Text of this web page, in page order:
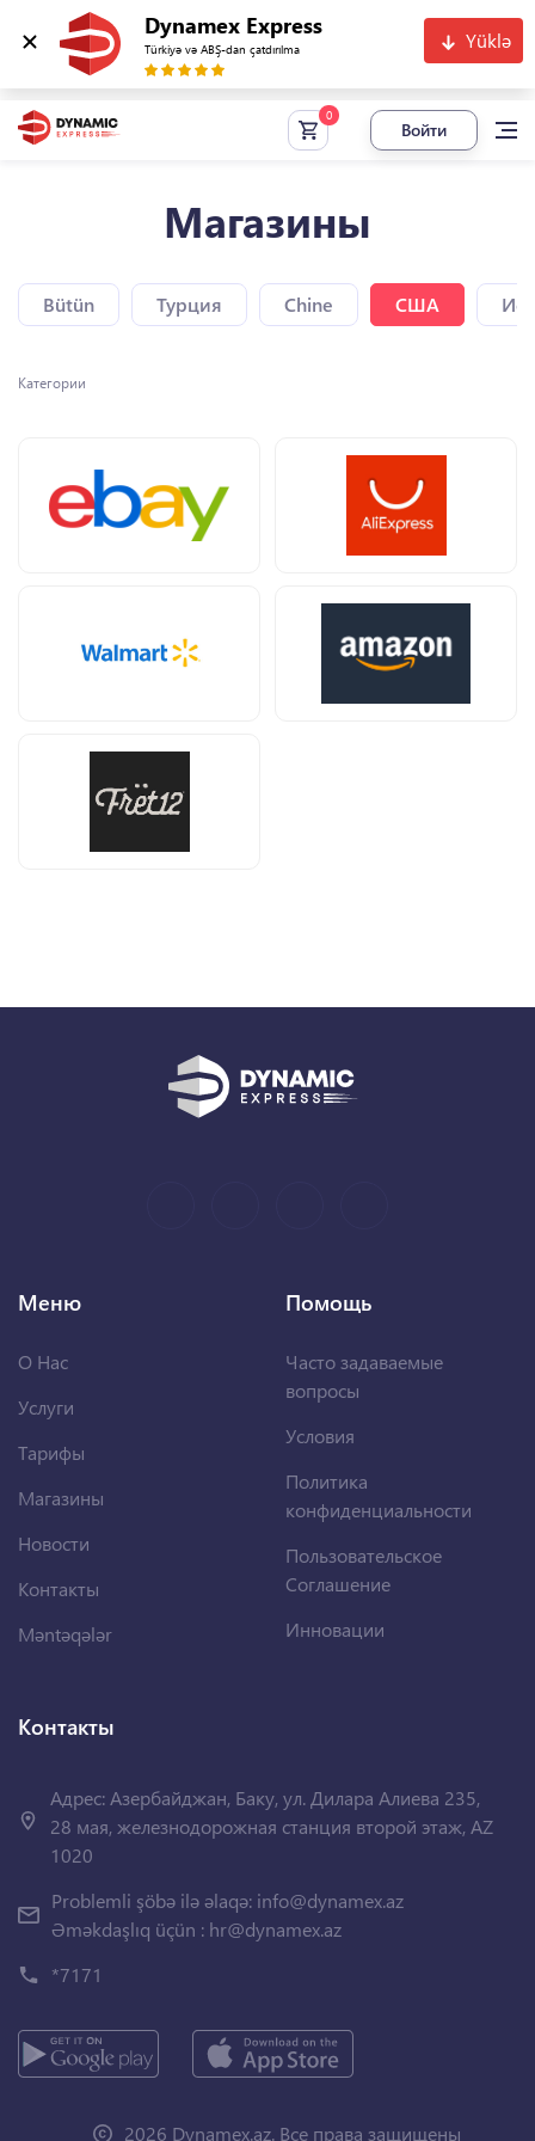
Dynamex Express
Türkiyə və ABŞ-dan çatdırılma Yüklə
Войти
Магазины
Bütün Турция Chine США
Категории
Меню
О Нас
Услуги
Тарифы
Магазины
Новости
Контакты
Məntəqələr
Помощь
Часто задаваемые
вопросы
Условия
Политика
конфиденциальности
Пользовательское
Соглашение
Инновации
Контакты
Адрес: Азербайджан, Баку, ул. Дилара Алиева 235,
28 мая, железнодорожная станция второй этаж, AZ
1020
Problemli şöbə ilə əlaqə: info@dynamex.az
Əməkdaşlıq üçün : hr@dynamex.az
*7171
2026 Dynamex.az. Все права защищены